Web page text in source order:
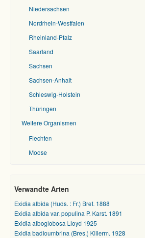
Niedersachsen
Nordrhein-Westfalen
Rheinland-Pfalz
Saarland
Sachsen
Sachsen-Anhalt
Schleswig-Holstein
Thüringen
Weitere Organismen
Flechten
Moose
Verwandte Arten
Exidia albida (Huds. : Fr.) Bref. 1888
Exidia albida var. populina P. Karst. 1891
Exidia alboglobosa Lloyd 1925
Exidia badioumbrina (Bres.) Killerm. 1928